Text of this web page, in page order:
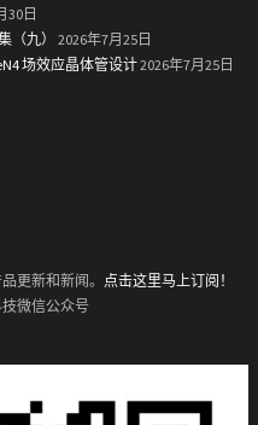
30日
（九）
2026年7月25日
场效应晶体管设计2026年7月25日
更新和新闻。 点击这里马上订阅！
微信公众号